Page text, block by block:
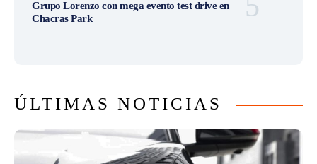
Grupo Lorenzo con mega evento test drive en
Chacras Park
ÚLTIMAS NOTICIAS